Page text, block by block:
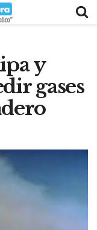
y
gases